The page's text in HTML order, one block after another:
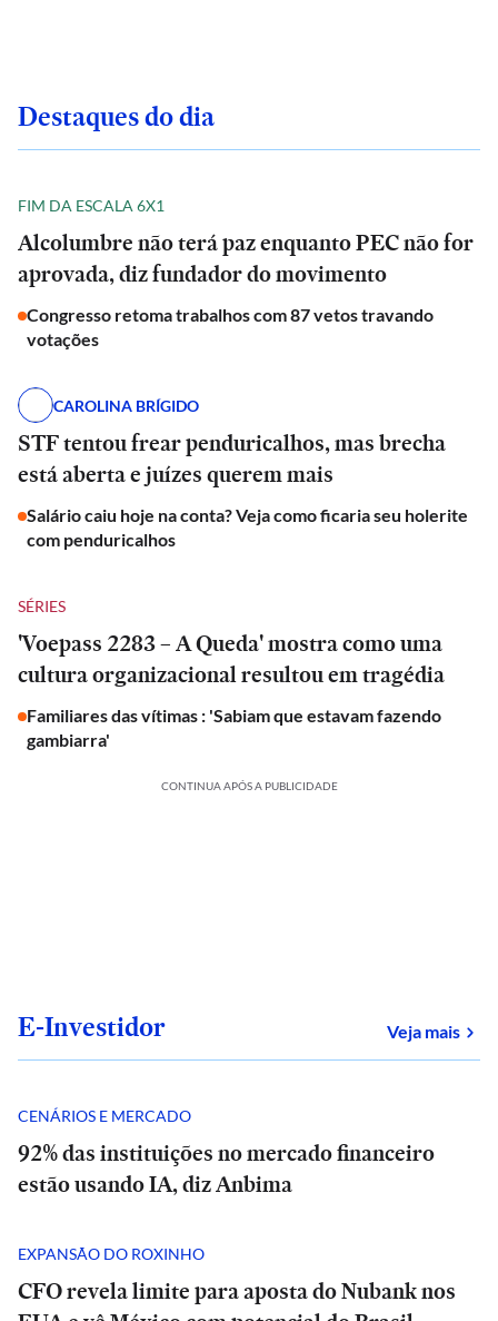
Destaques do dia
FIM DA ESCALA 6X1
Alcolumbre não terá paz enquanto PEC não for
aprovada, diz fundador do movimento
Congresso retoma trabalhos com 87 vetos travando
votações
CAROLINA BRÍGIDO
STF tentou frear penduricalhos, mas brecha
está aberta e juízes querem mais
Salário caiu hoje na conta? Veja como ficaria seu holerite
com penduricalhos
SÉRIES
'Voepass 2283 – A Queda' mostra como uma
cultura organizacional resultou em tragédia
Familiares das vítimas : 'Sabiam que estavam fazendo
gambiarra'
CONTINUA APÓS A PUBLICIDADE
E-Investidor Veja mais
CENÁRIOS E MERCADO
92% das instituições no mercado financeiro
estão usando IA, diz Anbima
EXPANSÃO DO ROXINHO
CFO revela limite para aposta do Nubank nos